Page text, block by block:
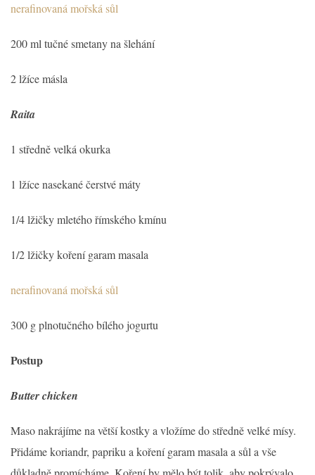
nerafinovaná mořská sůl
200 ml tučné smetany na šlehání
2 lžíce másla
Raita
1 středně velká okurka
1 lžíce nasekané čerstvé máty
1/4 lžičky mletého římského kmínu
1/2 lžičky koření garam masala
nerafinovaná mořská sůl
300 g plnotučného bílého jogurtu
Postup
Butter chicken
Maso nakrájíme na větší kostky a vložíme do středně velké mísy.
Přidáme koriandr, papriku a koření garam masala a sůl a vše